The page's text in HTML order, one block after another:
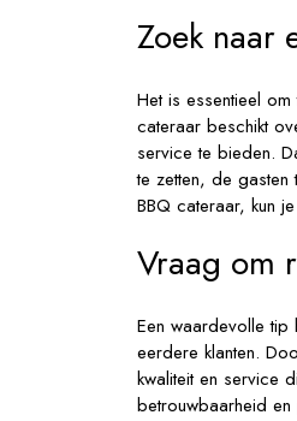
Zoek naar
Het is essentieel
cateraar beschikt
service te bieden.
te zetten, de
BBQ cateraar, kun
Vraag om
Een waardevolle tip
eerdere klanten.
kwaliteit en service
betrouwbaarheid